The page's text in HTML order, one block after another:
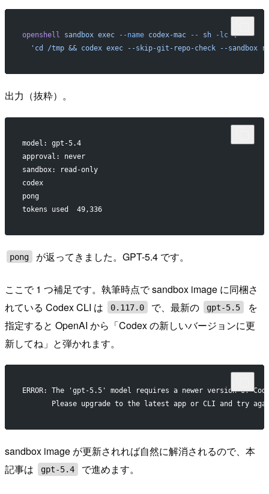
openshell sandbox exec --name codex-mac -- sh -lc \
'cd /tmp && codex exec --skip-git-repo-check --sandbox
出力（抜粋）。
model: gpt-5.4
approval: never
sandbox: read-only
codex
pong
tokens used  49,336
pong が返ってきました。GPT-5.4 です。
ここで 1 つ補足です。執筆時点で sandbox image に同梱さ
れている Codex CLI は
0.117.0 で、最新の gpt-5.5
を
指定すると OpenAI から「Codex の新しいバージョンに更
新してね」と弾かれます。
ERROR: The 'gpt-5.5' model requires a newer version of
Please upgrade to the latest app or CLI and try
sandbox image が更新されれば自然に解消されるので、本
記事は
gpt-5.4 で進めます。